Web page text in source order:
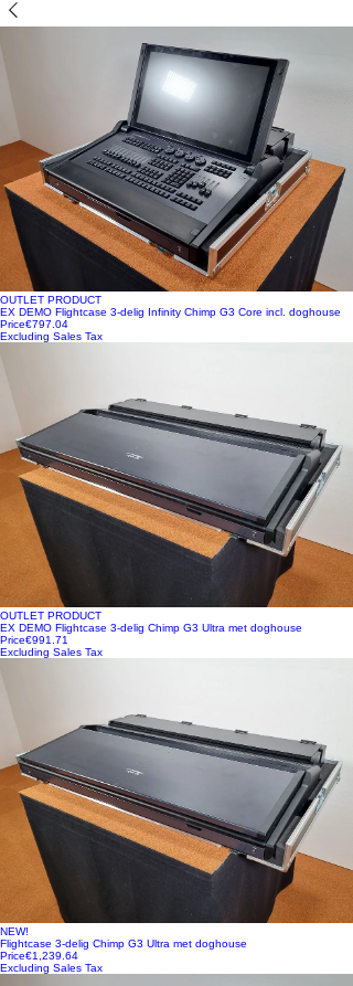
OUTLET PRODUCT
EX DEMO Flightcase 3-delig Infinity Chimp G3 Core incl. doghouse
Price€797.04
Excluding Sales Tax
OUTLET PRODUCT
EX DEMO Flightcase 3-delig Chimp G3 Ultra met doghouse
Price€991.71
Excluding Sales Tax
NEW!
Flightcase 3-delig Chimp G3 Ultra met doghouse
Price€1,239.64
Excluding Sales Tax